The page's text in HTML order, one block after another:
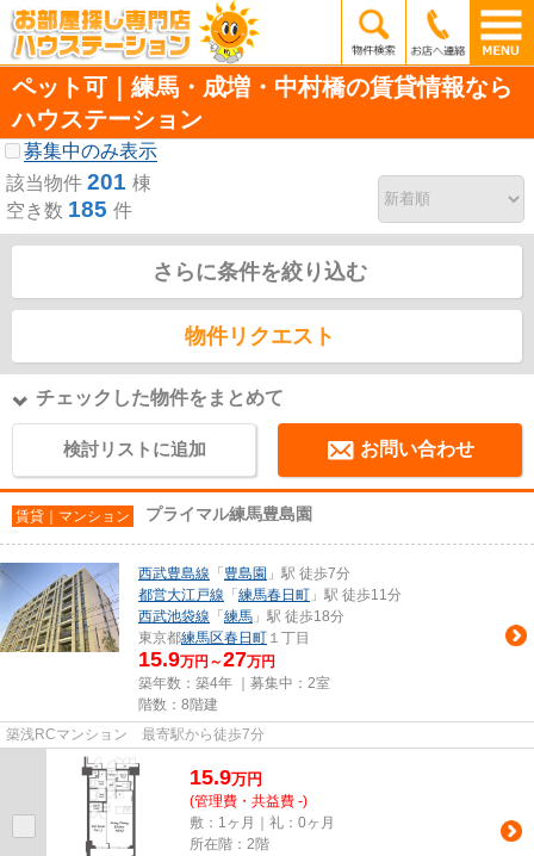
ペット可｜練馬・成増・中村橋の賃貸情報なら
ハウステーション
募集中のみ表示
該当物件 201 棟
空き数 185 件
さらに条件を絞り込む
物件リクエスト
チェックした物件をまとめて
検討リストに追加 お問い合わせ
賃貸｜マンション プライマル練馬豊島園
西武豊島線 「 豊島園 」駅 徒歩7分
都営大江戸線 「 練馬春日町 」駅 徒歩11分
西武池袋線 「 練馬 」駅 徒歩18分
東京都練馬区春日町 １丁目
15.9万円～27万円
築年数：築4年 ｜募集中： 2室
階数：8階建
築浅RCマンション 最寄駅から徒歩7分
15.9万円
(管理費・共益費 -)
敷：1ヶ月｜礼：0ヶ月
所在階：2階